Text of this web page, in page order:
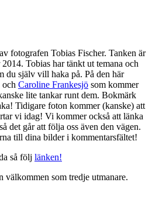
fotografen Tobias Fischer. Tanken är
2014. Tobias har tänkt ut temana och
du själv vill haka på. På den här
och Caroline Frankesjö som kommer
lite tankar runt dem. Bokmärk
Tidigare foton kommer (kanske) att
vi idag! Vi kommer också att länka
det går att följa oss även den vägen.
till dina bilder i kommentarsfältet!
så följ länken!
välkommen som tredje utmanare.